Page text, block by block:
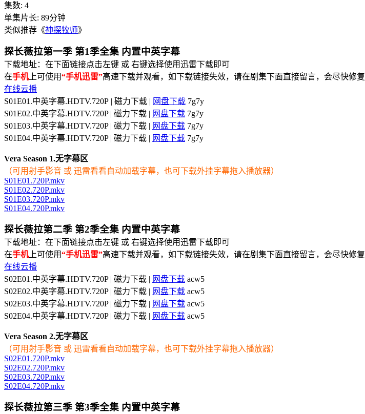
集数: 4
单集片长: 89分钟
类似推荐《神探牧师》
探长薇拉第一季 第1季全集 内置中英字幕
下载地址：在下面链接点击左键 或 右键选择使用迅雷下载即可
在手机上可使用“手机迅雷”高速下载并观看，如下载链接失效，请在剧集下面直接留言，会尽快修复
在线云播
S01E01.中英字幕.HDTV.720P | 磁力下载 | 网盘下载 7g7y
S01E02.中英字幕.HDTV.720P | 磁力下载 | 网盘下载 7g7y
S01E03.中英字幕.HDTV.720P | 磁力下载 | 网盘下载 7g7y
S01E04.中英字幕.HDTV.720P | 磁力下载 | 网盘下载 7g7y
Vera Season 1.无字幕区
（可用射手影音 或 迅雷看看自动加载字幕，也可下载外挂字幕拖入播放器）
S01E01.720P.mkv
S01E02.720P.mkv
S01E03.720P.mkv
S01E04.720P.mkv
探长薇拉第二季 第2季全集 内置中英字幕
下载地址：在下面链接点击左键 或 右键选择使用迅雷下载即可
在手机上可使用“手机迅雷”高速下载并观看，如下载链接失效，请在剧集下面直接留言，会尽快修复
在线云播
S02E01.中英字幕.HDTV.720P | 磁力下载 | 网盘下载 acw5
S02E02.中英字幕.HDTV.720P | 磁力下载 | 网盘下载 acw5
S02E03.中英字幕.HDTV.720P | 磁力下载 | 网盘下载 acw5
S02E04.中英字幕.HDTV.720P | 磁力下载 | 网盘下载 acw5
Vera Season 2.无字幕区
（可用射手影音 或 迅雷看看自动加载字幕，也可下载外挂字幕拖入播放器）
S02E01.720P.mkv
S02E02.720P.mkv
S02E03.720P.mkv
S02E04.720P.mkv
探长薇拉第三季 第3季全集 内置中英字幕